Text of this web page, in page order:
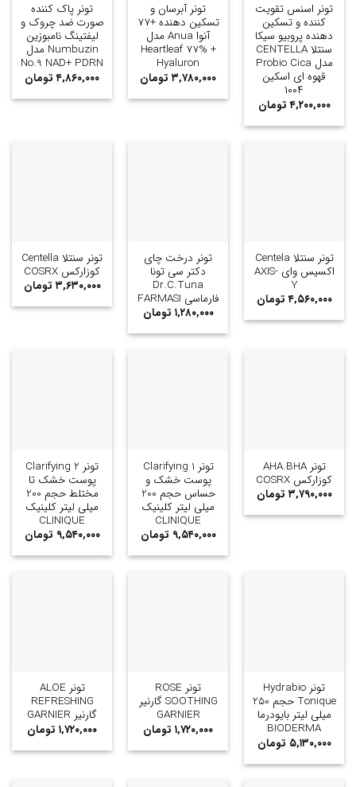
تونر اسنس تقویت
کننده و تسکین
دهنده پروبیو سیکا
سنتلا CENTELLA
مدل Probio Cica
قهوه ای اسکین
۱۰۰۴
۴,۲۰۰,۰۰۰ تومان
تونر آبرسان و
تسکین دهنده +77
آنوا Anua مدل
Heartleaf 77% +
Hyaluron
۳,۷۸۰,۰۰۰ تومان
تونر پاک کننده
صورت ضد چروک و
لیفتینگ نامبوزین
Numbuzin مدل
No.9 NAD+ PDRN
۴,۸۶۰,۰۰۰ تومان
تونر سنتلا Centela
اکسیس وای AXIS-
Y
۴,۵۶۰,۰۰۰ تومان
تونر درخت چای
دکتر سی تونا
Dr.C.Tuna
فارماسی FARMASI
۱,۲۸۰,۰۰۰ تومان
تونر سنتلا Centella
کوزارکس COSRX
۳,۶۳۰,۰۰۰ تومان
تونر AHA.BHA
کوزارکس COSRX
۳,۷۹۰,۰۰۰ تومان
تونر Clarifying 1
پوست خشک و
حساس حجم 200
میلی لیتر کلینیک
CLINIQUE
۹,۵۴۰,۰۰۰ تومان
تونر Clarifying 2
پوست خشک تا
مختلط حجم 200
میلی لیتر کلینیک
CLINIQUE
۹,۵۴۰,۰۰۰ تومان
تونر Hydrabio
Tonique حجم 250
میلی لیتر بایودرما
BIODERMA
۵,۱۳۰,۰۰۰ تومان
تونر ROSE
SOOTHING گارنیر
GARNIER
۱,۷۲۰,۰۰۰ تومان
تونر ALOE
REFRESHING
گارنیر GARNIER
۱,۷۲۰,۰۰۰ تومان